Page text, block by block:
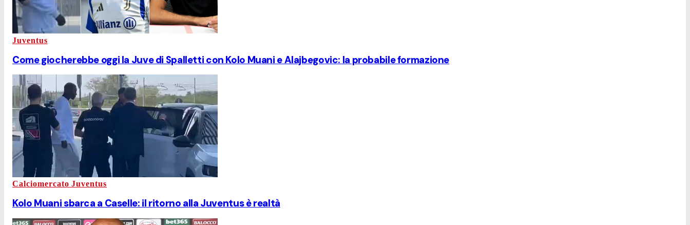
Juventus
Come giocherebbe oggi la Juve di Spalletti con Kolo Muani e Alajbegovic: la probabile formazione
Calciomercato Juventus
Kolo Muani sbarca a Caselle: il ritorno alla Juventus è realtà